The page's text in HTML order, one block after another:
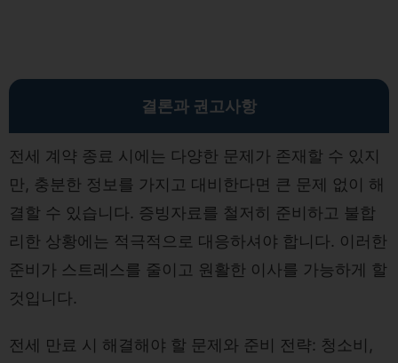
결론과 권고사항
전세 계약 종료 시에는 다양한 문제가 존재할 수 있지
만, 충분한 정보를 가지고 대비한다면 큰 문제 없이 해
결할 수 있습니다. 증빙자료를 철저히 준비하고 불합
리한 상황에는 적극적으로 대응하셔야 합니다. 이러한
준비가 스트레스를 줄이고 원활한 이사를 가능하게 할
것입니다.
전세 만료 시 해결해야 할 문제와 준비 전략: 청소비,